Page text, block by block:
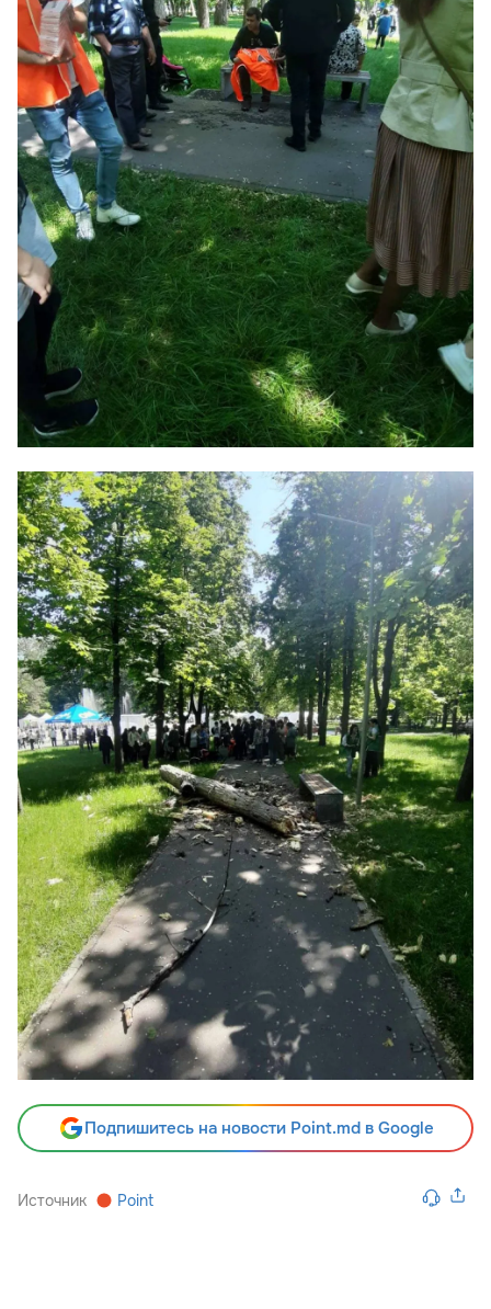
Подпишитесь на новости Point.md в Google
Источник Point